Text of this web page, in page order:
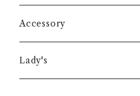
Accessory
Lady's